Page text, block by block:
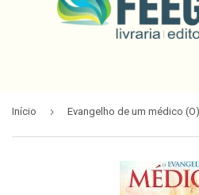
Início › Evangelho de um médico